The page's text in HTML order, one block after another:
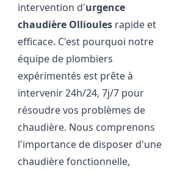
intervention d'urgence
chaudière Ollioules rapide et
efficace. C'est pourquoi notre
équipe de plombiers
expérimentés est prête à
intervenir 24h/24, 7j/7 pour
résoudre vos problèmes de
chaudière. Nous comprenons
l'importance de disposer d'une
chaudière fonctionnelle,